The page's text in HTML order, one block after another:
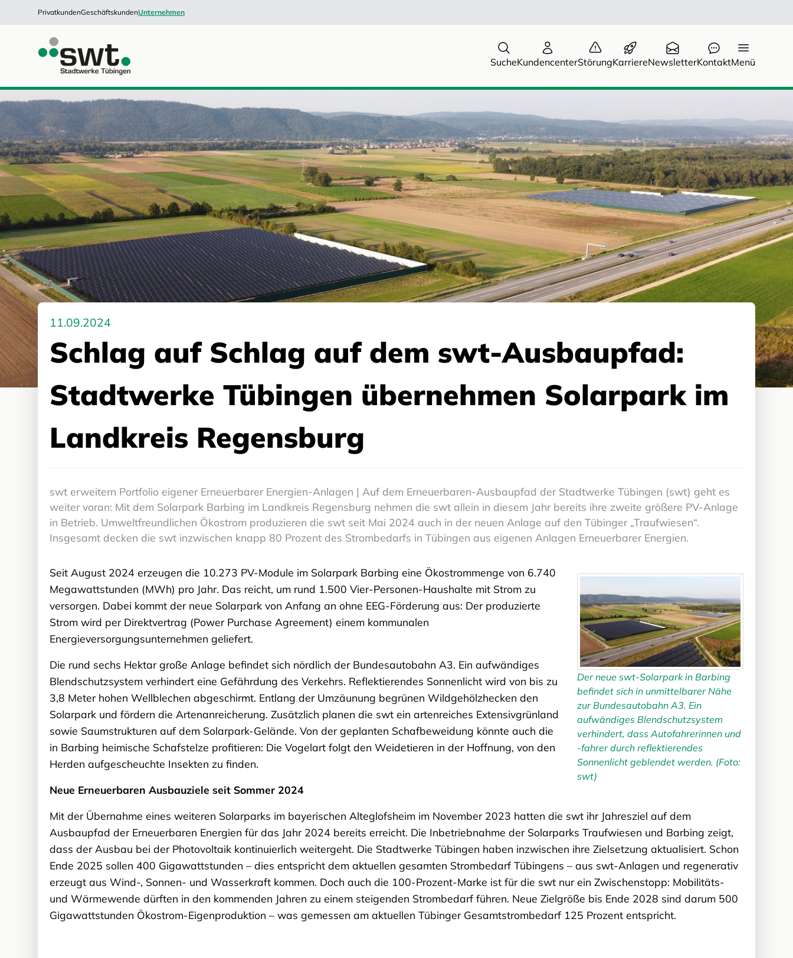
PrivatkundenGeschäftskundenUnternehmen
SucheKundencenterStörungKarriereNewsletterKontaktMenü
11.09.2024
Schlag auf Schlag auf dem swt-Ausbaupfad:
Stadtwerke Tübingen übernehmen Solarpark im
Landkreis Regensburg
swt erweitern Portfolio eigener Erneuerbarer Energien-Anlagen | Auf dem Erneuerbaren-Ausbaupfad der Stadtwerke Tübingen (swt) geht es
weiter voran: Mit dem Solarpark Barbing im Landkreis Regensburg nehmen die swt allein in diesem Jahr bereits ihre zweite größere PV-Anlage
in Betrieb. Umweltfreundlichen Ökostrom produzieren die swt seit Mai 2024 auch in der neuen Anlage auf den Tübinger „Traufwiesen“.
Insgesamt decken die swt inzwischen knapp 80 Prozent des Strombedarfs in Tübingen aus eigenen Anlagen Erneuerbarer Energien.
Der neue swt-Solarpark in Barbing
befindet sich in unmittelbarer Nähe
zur Bundesautobahn A3. Ein
aufwändiges Blendschutzsystem
verhindert, dass Autofahrerinnen und
-fahrer durch reflektierendes
Sonnenlicht geblendet werden. (Foto:
swt)
Seit August 2024 erzeugen die 10.273 PV-Module im Solarpark Barbing eine Ökostrommenge von 6.740
Megawattstunden (MWh) pro Jahr. Das reicht, um rund 1.500 Vier-Personen-Haushalte mit Strom zu
versorgen. Dabei kommt der neue Solarpark von Anfang an ohne EEG-Förderung aus: Der produzierte
Strom wird per Direktvertrag (Power Purchase Agreement) einem kommunalen
Energieversorgungsunternehmen geliefert.
Die rund sechs Hektar große Anlage befindet sich nördlich der Bundesautobahn A3. Ein aufwändiges
Blendschutzsystem verhindert eine Gefährdung des Verkehrs. Reflektierendes Sonnenlicht wird von bis zu
3,8 Meter hohen Wellblechen abgeschirmt. Entlang der Umzäunung begrünen Wildgehölzhecken den
Solarpark und fördern die Artenanreicherung. Zusätzlich planen die swt ein artenreiches Extensivgrünland
sowie Saumstrukturen auf dem Solarpark-Gelände. Von der geplanten Schafbeweidung könnte auch die
in Barbing heimische Schafstelze profitieren: Die Vogelart folgt den Weidetieren in der Hoffnung, von den
Herden aufgescheuchte Insekten zu finden.
Neue Erneuerbaren Ausbauziele seit Sommer 2024
Mit der Übernahme eines weiteren Solarparks im bayerischen Alteglofsheim im November 2023 hatten die swt ihr Jahresziel auf dem
Ausbaupfad der Erneuerbaren Energien für das Jahr 2024 bereits erreicht. Die Inbetriebnahme der Solarparks Traufwiesen und Barbing zeigt,
dass der Ausbau bei der Photovoltaik kontinuierlich weitergeht. Die Stadtwerke Tübingen haben inzwischen ihre Zielsetzung aktualisiert. Schon
Ende 2025 sollen 400 Gigawattstunden – dies entspricht dem aktuellen gesamten Strombedarf Tübingens – aus swt-Anlagen und regenerativ
erzeugt aus Wind-, Sonnen- und Wasserkraft kommen. Doch auch die 100-Prozent-Marke ist für die swt nur ein Zwischenstopp: Mobilitäts-
und Wärmewende dürften in den kommenden Jahren zu einem steigenden Strombedarf führen. Neue Zielgröße bis Ende 2028 sind darum 500
Gigawattstunden Ökostrom-Eigenproduktion – was gemessen am aktuellen Tübinger Gesamtstrombedarf 125 Prozent entspricht.